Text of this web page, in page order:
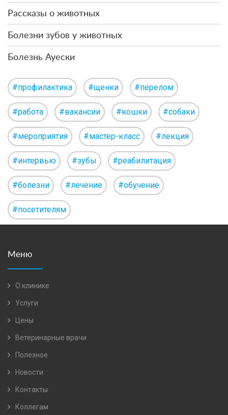
Рассказы о животных
Болезни зубов у животных
Болезнь Ауески
#профилактика #щенки #перелом
#работа #вакансии #кошки #собаки
#мероприятия #мастер-класс #лекция
#интервью #зубы #реабилитация
#болезни #лечение #обучение
#посетителям
Меню
О клинике
Услуги
Цены
Ветеринарные врачи
Полезное
Новости
Контакты
Коллегам